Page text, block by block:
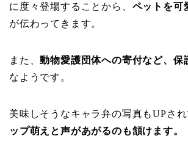
に度々登場することから、 ペットを可
が伝わってきます。
また、動物愛護団体への寄付など、保
なようです。
美味しそうなキャラ弁の写真もUPされ
ップ萌えと声があがるのも頷けます。